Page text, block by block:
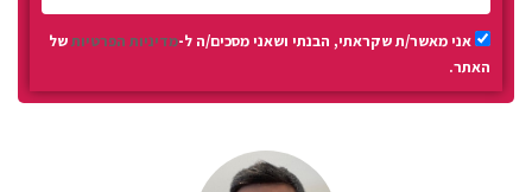
אני מאשר/ת שקראתי, הבנתי ושאני מסכים/ה ל-מדיניות הפרטיותשל
האתר.